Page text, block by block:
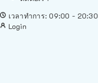
เวลาทำการ: 09:00 - 20:30
Login